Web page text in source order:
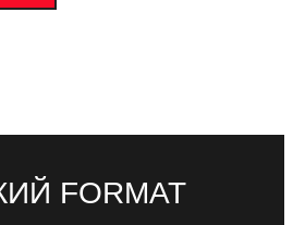
FORMAT